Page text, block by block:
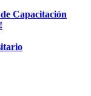
Capacitación